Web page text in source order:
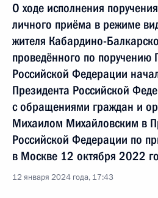
О ходе исполнения
личного приёма в режиме
жителя Кабардино-
проведённого по поручению
Российской Федерации
Президента Российской
с обращениями граждан и
Михаилом Михайловским в
Российской Федерации по
в Москве 12 октября 2022
12 января 2024 года, 17:43